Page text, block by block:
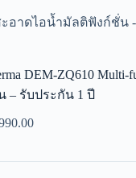
สะอาดไอน้ำมัลติฟังก์ชั่น
DEM-ZQ610
– รับประกัน 1 ปี